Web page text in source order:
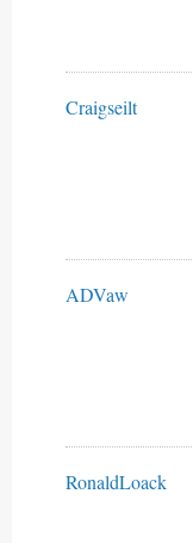
Craigseilt
ADVaw
RonaldLoack